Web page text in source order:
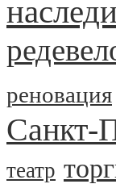
реновация
Санкт-
театр